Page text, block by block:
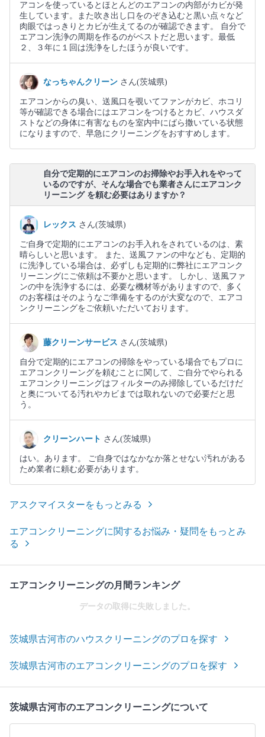
アコンを使っているとほとんどのエアコンの内部がカビが発
生しています。また吹き出し口をのぞき込むと黒い点々など
肉眼ではっきりとカビが生えてるのが確認できます。 自分で
エアコン洗浄の周期を作るのがベストだと思います。最低
２、３年に１回は洗浄をしたほうが良いです。
なっちゃんクリーン さん(茨城県)
エアコンからの臭い、送風口を覗いてファンがカビ、ホコリ
等が確認できる場合にはエアコンをつけるとカビ、ハウスダ
ストなどの身体に有害なものを室内中にばら撒いている状態
になりますので、早急にクリーニングをおすすめします。
自分で定期的にエアコンのお掃除やお手入れをやって
いるのですが、そんな場合でも業者さんにエアコンク
リーニング を頼む必要はありますか？
レックス さん(茨城県)
ご自身で定期的にエアコンのお手入れをされているのは、素
晴らしいと思います。 また、送風ファンの中なども、定期的
に洗浄している場合は、必ずしも定期的に弊社にエアコンク
リーニングにご依頼は不要かと思います。 しかし、送風ファ
ンの中を洗浄するには、必要な機材等がありますので、多く
のお客様はそのようなご準備をするのが大変なので、エアコ
ンクリーニングをご依頼いただいております。
藤クリーンサービス さん(茨城県)
自分で定期的にエアコンの掃除をやっている場合でもプロに
エアコンクリーングを頼むことに関して、ご自分でやられる
エアコンクリーニングはフィルターのみ掃除しているだけだ
と奥についてる汚れやカビまでは取れないので必要だと思
う。
クリーンハート さん(茨城県)
はい。あります。 ご自身ではなかなか落とせない汚れがある
ため業者に頼む必要があります。
アスクマイスターをもっとみる
エアコンクリーニングに関するお悩み・疑問をもっとみ
る
エアコンクリーニングの月間ランキング
データの取得に失敗しました。
茨城県古河市のハウスクリーニングのプロを探す
茨城県古河市のエアコンクリーニングのプロを探す
茨城県古河市のエアコンクリーニングについて